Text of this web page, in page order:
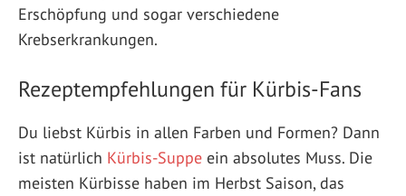
Erschöpfung und sogar verschiedene
Krebserkrankungen.
Rezeptempfehlungen für Kürbis-Fans
Du liebst Kürbis in allen Farben und Formen? Dann
ist natürlich Kürbis-Suppe ein absolutes Muss. Die
meisten Kürbisse haben im Herbst Saison, das